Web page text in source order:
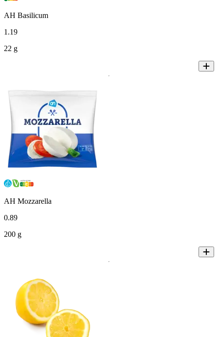
AH Basilicum
1 .19
22 g
AH Mozzarella
0.89
200 g